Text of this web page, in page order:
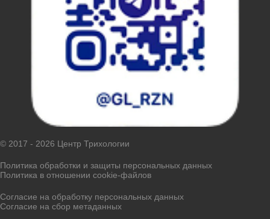
© 2017 - 2026 Центр Трихологии
Политика обработки и защиты персональных данных
Политика в отношении cookie-файлов
Согласие на обработку персональных данных
Согласие на сбор метаданных